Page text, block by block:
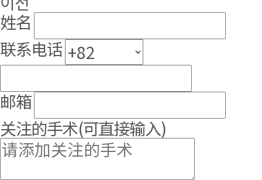
姓名
联系电话
邮箱
关注的手术(可直接输入)